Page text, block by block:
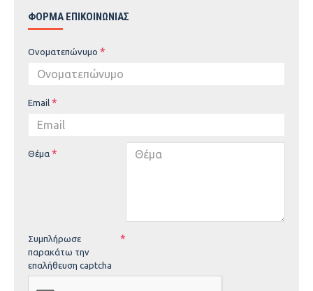
ΦΌΡΜΑ ΕΠΙΚΟΙΝΩΝΊΑΣ
Ονοματεπώνυμο
Email
Θέμα
Συμπλήρωσε
παρακάτω την
επαλήθευση captcha